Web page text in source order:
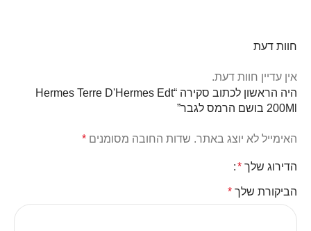
חוות דעת
אין עדיין חוות דעת.
היה הראשון לכתוב סקירה “Hermes Terre D'Hermes Edt
200Ml בושם הרמס לגבר”
האימייל לא יוצג באתר. שדות החובה מסומנים *
הדירוג שלך *
הביקורת שלך *